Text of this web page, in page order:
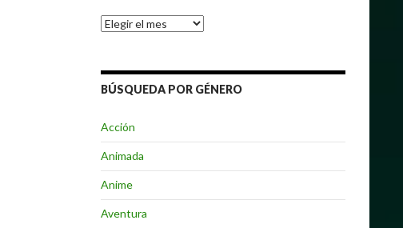
Archivos
BÚSQUEDA POR GÉNERO
Acción
Animada
Anime
Aventura